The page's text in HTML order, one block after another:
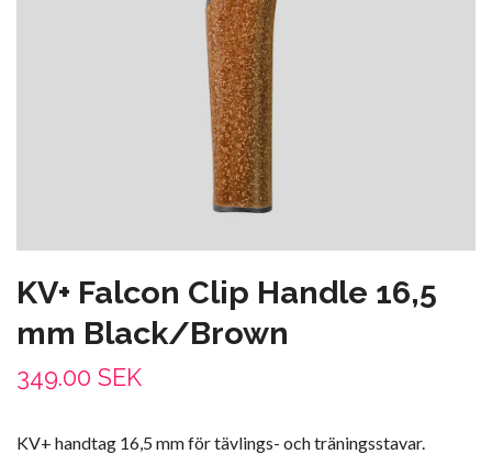
KV+ Falcon Clip Handle 16,5
mm Black/Brown
349.00 SEK
KV+ handtag 16,5 mm för tävlings- och träningsstavar.